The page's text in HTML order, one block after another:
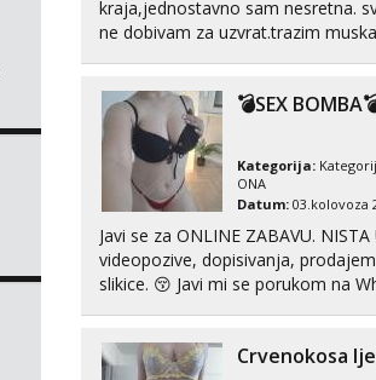
Tel:064/677-677- Kod:
tel:0,93€ - mob:1,12€ min
Obavijesti me kada
Alisa
Razgovaram :)
Tel:
tel:0,93€ - mob:1,12€ min
Obavijesti me kada
Žana
Razgovaram :)
064/677-677
tel:0,93€ - mob:1,12€ min
kraja,jednostavno sam nesretna.
ne dobivam za uzvrat.trazim
poljupce po tijelu koji me jako
muskar...
💣SEX
Kategorija:
ONA
Datum: 03.kolovoza
Javi se za ONLINE ZABAVU. NISTA
videopozive, dopisivanja,
slikice. 😚 Javi mi se porukom na Whatsupp, Viber ili
Crvenokosa